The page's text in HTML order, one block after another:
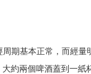
周期基本正常，而經
約兩個啤酒蓋到一紙